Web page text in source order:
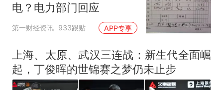
电？电力部门回应
第一财经资讯 933跟贴 APP专享
上海、太原、武汉三连战：新生代全面崛
起，丁俊晖的世锦赛之梦仍未止步